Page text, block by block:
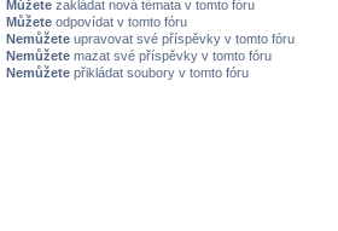
Můžete zakládat nová témata v tomto fóru
Můžete odpovídat v tomto fóru
Nemůžete upravovat své příspěvky v tomto fóru
Nemůžete mazat své příspěvky v tomto fóru
Nemůžete přikládat soubory v tomto fóru